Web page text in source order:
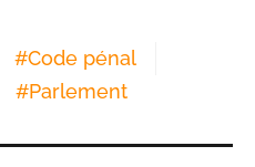
#Code pénal
#Parlement